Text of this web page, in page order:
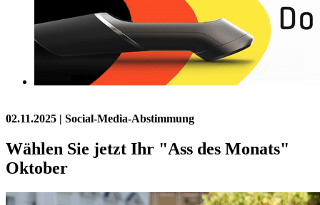
02.11.2025 | Social-Media-Abstimmung
Wählen Sie jetzt Ihr "Ass des Monats"
Oktober